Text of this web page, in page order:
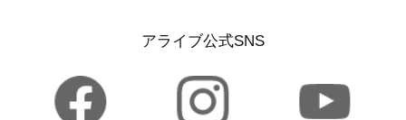
アライブ公式SNS